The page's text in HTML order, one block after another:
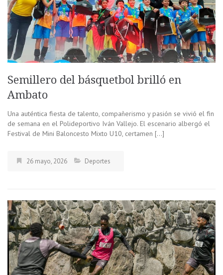
Semillero del básquetbol brilló en
Ambato
Una auténtica fiesta de talento, compañerismo y pasión se vivió el fin
de semana en el Polideportivo Iván Vallejo. El escenario albergó el
Festival de Mini Baloncesto Mixto U10, certamen […]
26 mayo, 2026 Deportes